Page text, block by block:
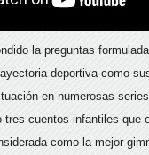
la preguntas
deportiva como
en numerosas
cuentos infantiles que
como la mejor